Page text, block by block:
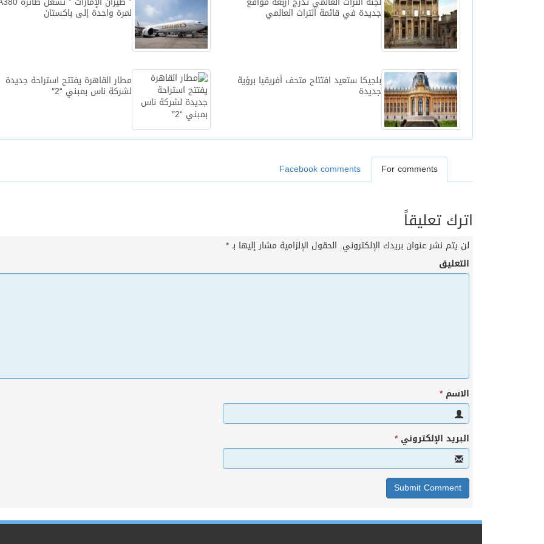
لمرة واحدة إلى باكستان جديدة في قائمة التراث العالمي
مطار القاهرة يفتتح استراحة جديدة
لشركة ناس بمبني “2″
بلجيكا ستعيد افتتاح متحف أفريقيا برؤية
جديدة
For comments
Facebook comments
اترك تعليقاً
لن يتم نشر عنوان بريدك الإلكتروني. الحقول الإلزامية مشار إليها بـ*
التعليق
الاسم*
البريد الإلكتروني*